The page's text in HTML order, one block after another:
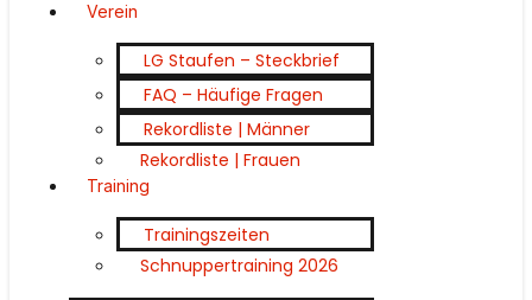
Verein
LG Staufen – Steckbrief
FAQ – Häufige Fragen
Rekordliste | Männer
Rekordliste | Frauen
Training
Trainingszeiten
Schnuppertraining 2026